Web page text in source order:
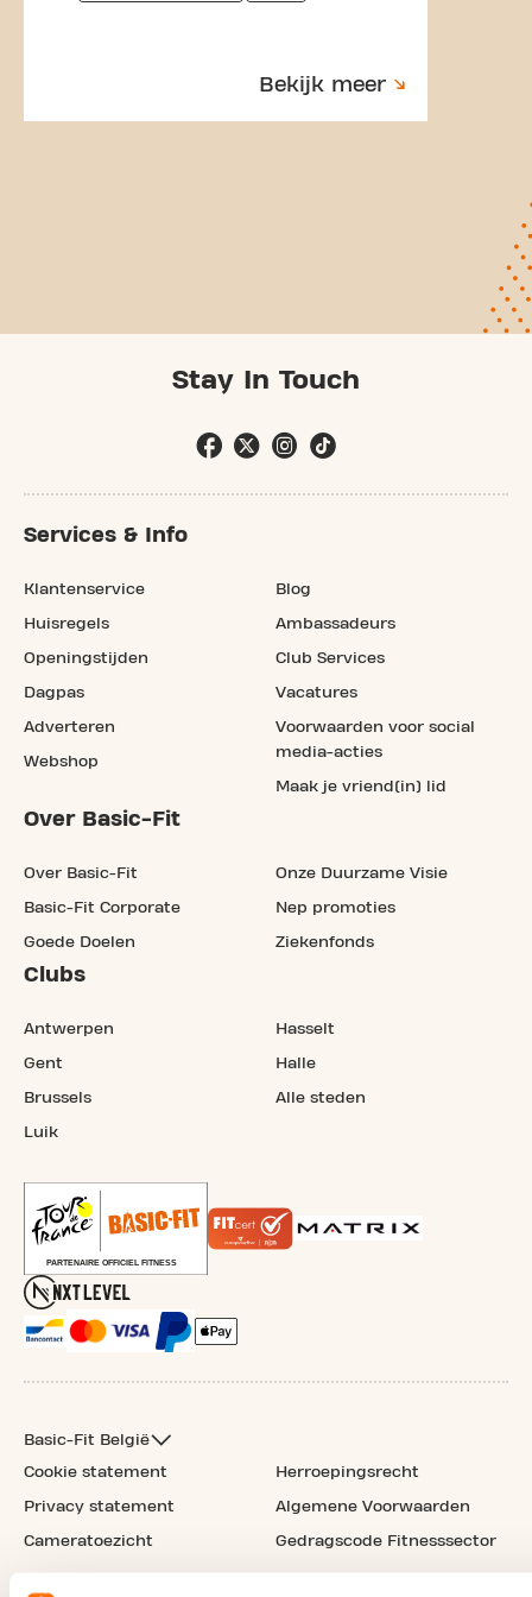
Bekijk meer
Stay In Touch
Services & Info
Klantenservice
Huisregels
Openingstijden
Dagpas
Adverteren
Webshop
Blog
Ambassadeurs
Club Services
Vacatures
Voorwaarden voor social
media-acties
Maak je vriend(in) lid
Over Basic-Fit
Over Basic-Fit
Basic-Fit Corporate
Goede Doelen
Onze Duurzame Visie
Nep promoties
Ziekenfonds
Clubs
Antwerpen
Gent
Brussels
Luik
Hasselt
Halle
Alle steden
Basic-Fit België
Cookie statement
Privacy statement
Cameratoezicht
Herroepingsrecht
Algemene Voorwaarden
Gedragscode Fitnesssector